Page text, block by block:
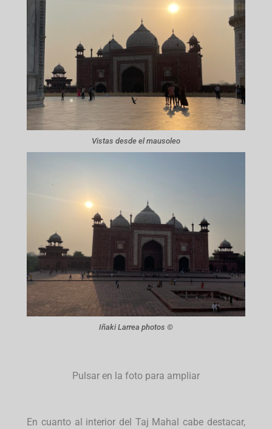
Vistas desde el mausoleo
Iñaki Larrea photos ©
Pulsar en la foto para ampliar
En cuanto al interior del Taj Mahal cabe destacar,